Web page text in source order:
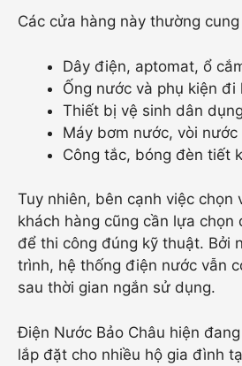
Các cửa hàng này thường cung
Dây điện, aptomat, ổ
Ống nước và phụ kiện đi
Thiết bị vệ sinh dân dụng
Máy bơm nước, vòi nước
Công tắc, bóng đèn tiết
Tuy nhiên, bên cạnh việc chọn
khách hàng cũng cần lựa chọn
để thi công đúng kỹ thuật. Bởi
trình, hệ thống điện nước vẫn
sau thời gian ngắn sử dụng.
Điện Nước Bảo Châu hiện
lắp đặt cho nhiều hộ gia đình